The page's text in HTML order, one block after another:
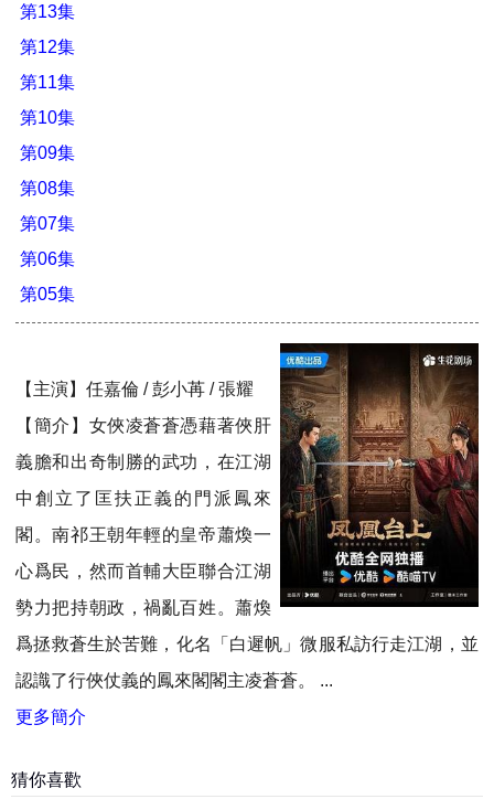
第13集
第12集
第11集
第10集
第09集
第08集
第07集
第06集
第05集
【主演】任嘉倫 / 彭小苒 / 張耀
【簡介】女俠凌蒼蒼憑藉著俠肝
義膽和出奇制勝的武功，在江湖
中創立了匡扶正義的門派鳳來
閣。南祁王朝年輕的皇帝蕭煥一
心爲民，然而首輔大臣聯合江湖
勢力把持朝政，禍亂百姓。蕭煥
爲拯救蒼生於苦難，化名「白遲帆」微服私訪行走江湖，並
認識了行俠仗義的鳳來閣閣主凌蒼蒼。 ...
更多簡介
猜你喜歡